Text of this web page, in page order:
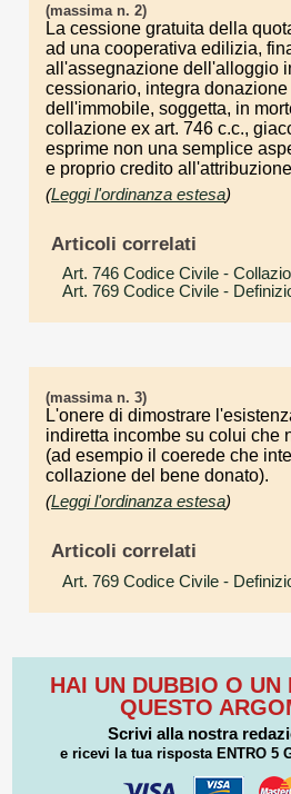
(massima n. 2)
La cessione gratuita della
ad una cooperativa edilizia,
all'assegnazione dell'alloggio
cessionario, integra donazione
dell'immobile, soggetta, in
collazione ex art. 746 c.c.,
esprime non una semplice
e proprio credito
(Leggi l'ordinanza estesa)
Articoli correlati
Art. 746 Codice Civile -
Art. 769 Codice Civile -
(massima n. 3)
L'onere di dimostrare
indiretta incombe su colui che
(ad esempio il coerede che
collazione del bene donato).
(Leggi l'ordinanza estesa)
Articoli correlati
Art. 769 Codice Civile -
HAI UN DUBBIO O UN
QUESTO
Scrivi alla nostra
e ricevi la tua risposta ENTRO 5